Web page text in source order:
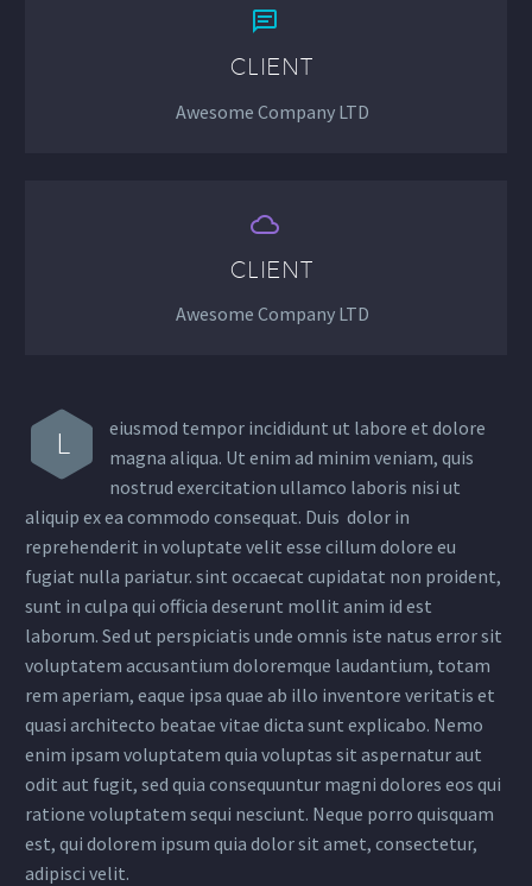


CLIENT
Awesome Company LTD


CLIENT
Awesome Company LTD
L
eiusmod tempor incididunt ut labore et dolore
magna aliqua. Ut enim ad minim veniam, quis
nostrud exercitation ullamco laboris nisi ut
aliquip ex ea commodo consequat. Duis dolor in
reprehenderit in voluptate velit esse cillum dolore eu
fugiat nulla pariatur. sint occaecat cupidatat non proident,
sunt in culpa qui officia deserunt mollit anim id est
laborum. Sed ut perspiciatis unde omnis iste natus error sit
voluptatem accusantium doloremque laudantium, totam
rem aperiam, eaque ipsa quae ab illo inventore veritatis et
quasi architecto beatae vitae dicta sunt explicabo. Nemo
enim ipsam voluptatem quia voluptas sit aspernatur aut
odit aut fugit, sed quia consequuntur magni dolores eos qui
ratione voluptatem sequi nesciunt. Neque porro quisquam
est, qui dolorem ipsum quia dolor sit amet, consectetur,
adipisci velit.